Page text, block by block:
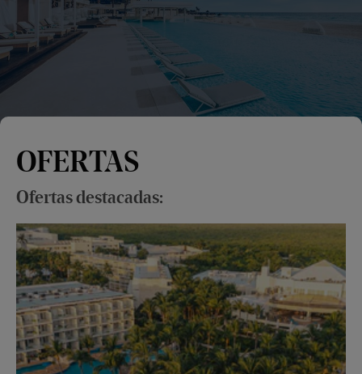
OFERTAS
Ofertas destacadas: